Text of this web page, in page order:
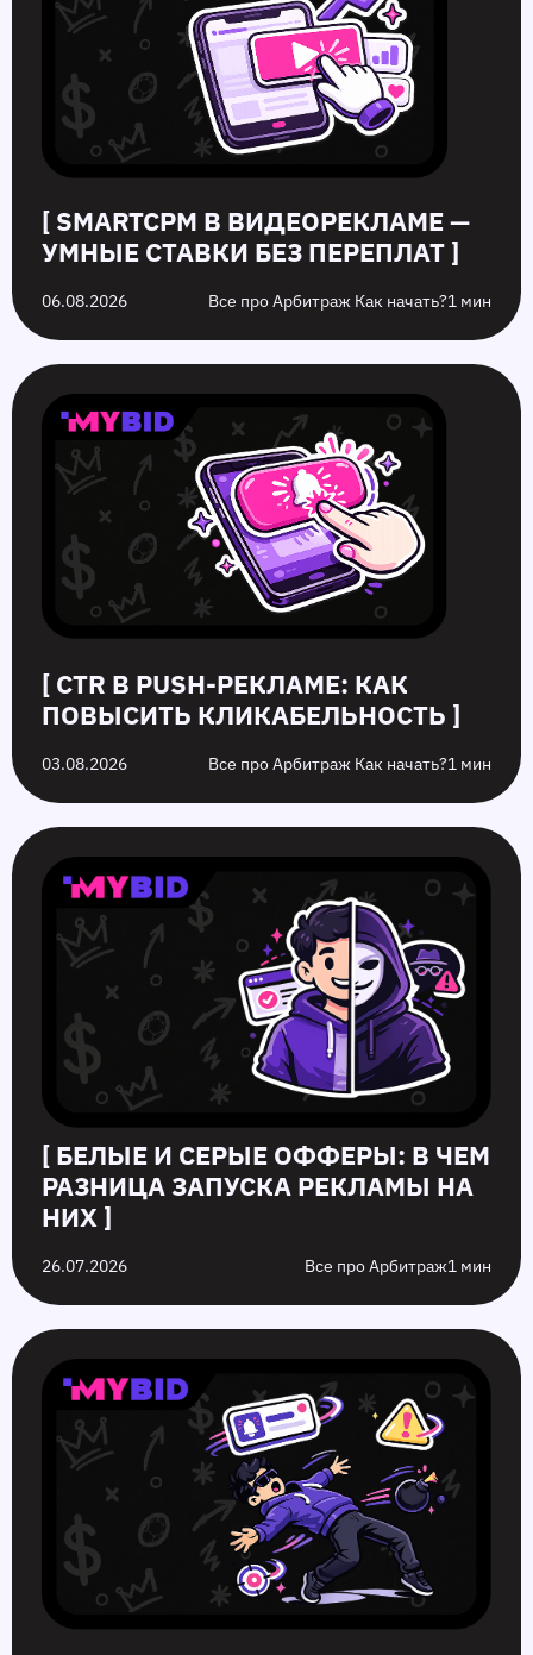
ставки
повысить
кликабельность
разница
рекламы
которых
избежать
[ SMARTCPM В ВИДЕОРЕКЛАМЕ —
УМНЫЕ СТАВКИ БЕЗ ПЕРЕПЛАТ ]
06.08.2026 Все про Арбитраж Как начать?1 мин
[ CTR В PUSH-РЕКЛАМЕ: КАК
ПОВЫСИТЬ КЛИКАБЕЛЬНОСТЬ ]
03.08.2026 Все про Арбитраж Как начать?1 мин
[ БЕЛЫЕ И СЕРЫЕ ОФФЕРЫ: В ЧЕМ
РАЗНИЦА ЗАПУСКА РЕКЛАМЫ НА
НИХ ]
26.07.2026 Все про Арбитраж1 мин